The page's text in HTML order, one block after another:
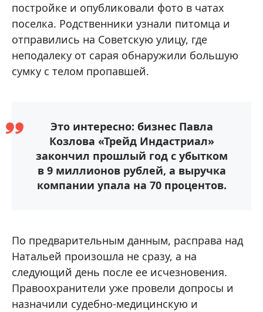
постройке и опубликовали фото в чатах
поселка. Родственники узнали питомца и
отправились на Советскую улицу, где
неподалеку от сарая обнаружили большую
сумку с телом пропавшей.
Это интересно: бизнес Павла
Козлова «Трейд Индастриал»
закончил прошлый год с убытком
в 9 миллионов рублей, а выручка
компании упала на 70 процентов.
По предварительным данным, расправа над
Натальей произошла не сразу, а на
следующий день после ее исчезновения.
Правоохранители уже провели допросы и
назначили судебно-медицинскую и